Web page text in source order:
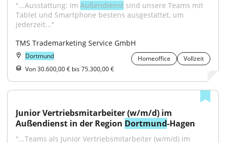
"...Ausstattung: Im Außendienst sind unsere Teams mit
Tablet und Smartphone bestens ausgestattet, um
jederzeit..."
TMS Trademarketing Service GmbH
Dortmund Homeoffice
Vollzeit
Von 30.600,00 € bis 75.300,00 €
Junior Vertriebsmitarbeiter (w/m/d) im
Außendienst in der Region Dortmund-Hagen